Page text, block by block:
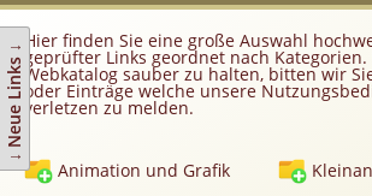
AGB
Link hinzufügen
Eintrag ändern
Newsletter
Hier finden Sie eine große Auswahl
geprüfter Links geordnet nach
Webkatalog sauber zu halten, bitten wir
oder Einträge welche unsere
verletzen zu melden.
Animation und Grafik
↓ Neue Links ↓